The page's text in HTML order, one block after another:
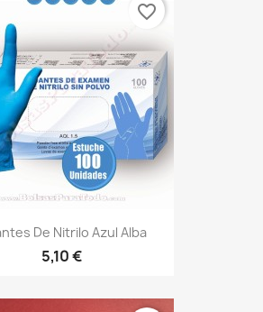
De Nitrilo Azul Alba
5,10 €
favorite_border